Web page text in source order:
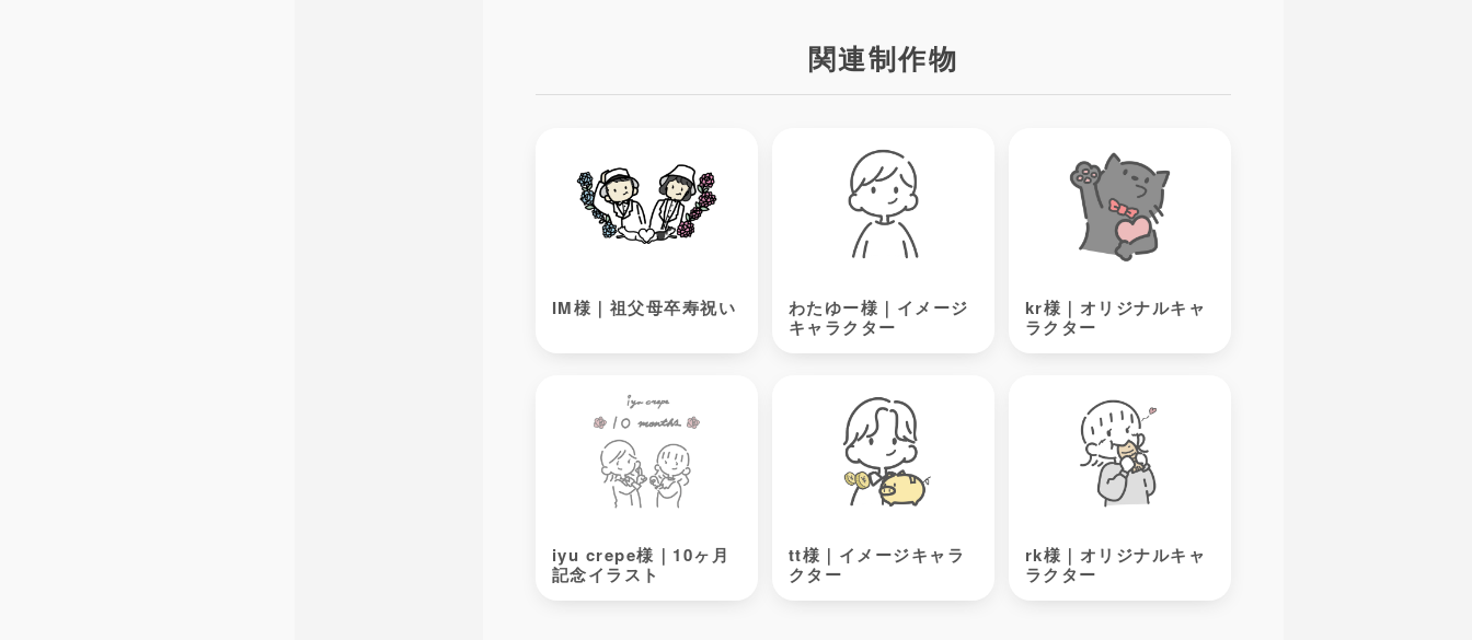
関連制作物
IM様｜祖父母卒寿祝い
わたゆー様｜イメージ
キャラクター
kr様｜オリジナルキャ
ラクター
iyu crepe様｜10ヶ月
記念イラスト
tt様｜イメージキャラ
クター
rk様｜オリジナルキャ
ラクター